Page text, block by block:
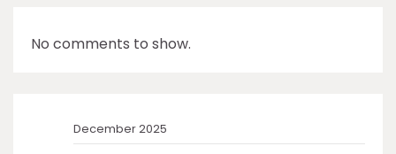
No comments to show.
December 2025